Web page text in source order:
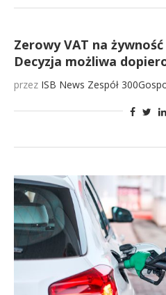
Zerowy VAT na
Decyzja możliwa
przez ISB News Zespół